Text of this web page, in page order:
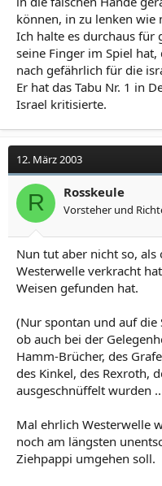
können, in zu lenken wie
Ich halte es durchaus für
seine Finger im Spiel
nach gefährlich für die
Er hat das Tabu Nr. 1 in
Israel kritisierte.
12. März 2003
R Rosskeule
Vorsteher und
Nun tut aber nicht so,
Westerwelle verkracht
Weisen gefunden hat.
(Nur spontan und auf die
ob auch bei der
Hamm-Brücher, des
des Kinkel, des Rexroth,
ausgeschnüffelt wurden
Mal ehrlich Westerwelle
noch am längsten
Ziehpappi umgehen soll.